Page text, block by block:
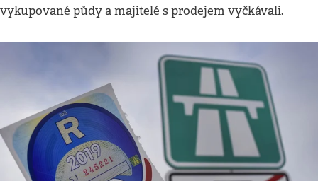
vykupované půdy a majitelé s prodejem vyčkávali.